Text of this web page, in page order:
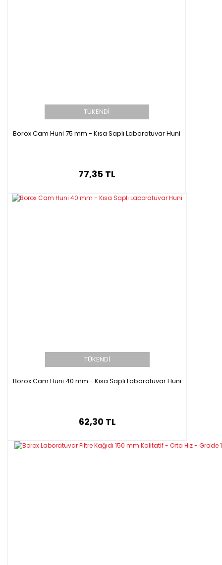
TÜKENDİ
Borox Cam Huni 75 mm - Kısa Saplı Laboratuvar Huni
77,35 TL
TÜKENDİ
Borox Cam Huni 40 mm - Kısa Saplı Laboratuvar Huni
62,30 TL